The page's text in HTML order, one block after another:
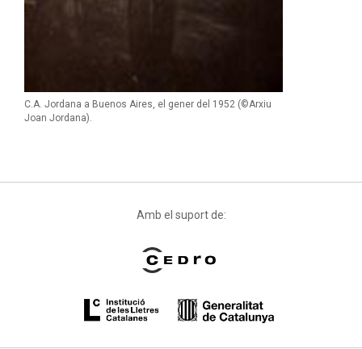
C.A. Jordana a Buenos Aires, el gener del 1952 (©Arxiu
Joan Jordana).
Amb el suport de: